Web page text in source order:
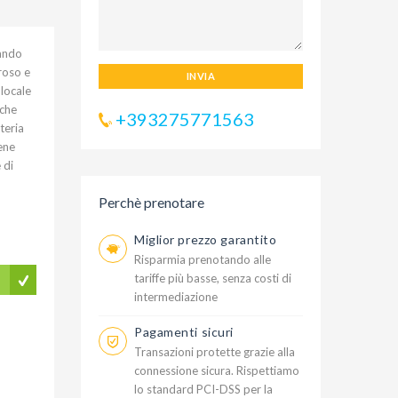
e
di
INVIA
+393275771563
Perchè prenotare
Miglior prezzo garantito
Risparmia prenotando alle
tariffe più basse, senza costi di
intermediazione
Pagamenti sicuri
Transazioni protette grazie alla
connessione sicura. Rispettiamo
lo standard PCI-DSS per la